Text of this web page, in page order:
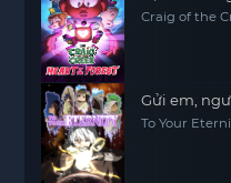
Craig of the
Gửi em,
To Your